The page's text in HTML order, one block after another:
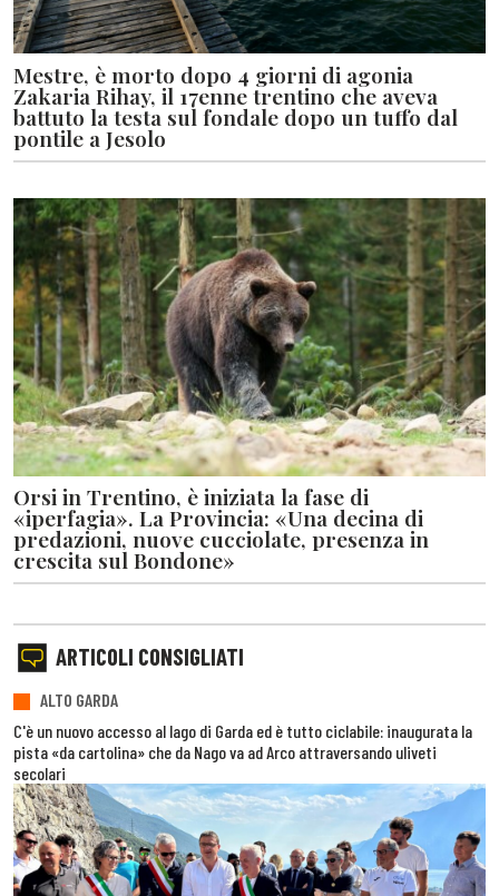
Mestre, è morto dopo 4 giorni di agonia
Zakaria Rihay, il 17enne trentino che aveva
battuto la testa sul fondale dopo un tuffo dal
pontile a Jesolo
Orsi in Trentino, è iniziata la fase di
«iperfagia». La Provincia: «Una decina di
predazioni, nuove cucciolate, presenza in
crescita sul Bondone»
ARTICOLI CONSIGLIATI
ALTO GARDA
C'è un nuovo accesso al lago di Garda ed è tutto ciclabile: inaugurata la
pista «da cartolina» che da Nago va ad Arco attraversando uliveti
secolari